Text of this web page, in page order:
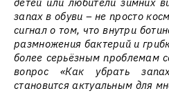
запах в обуви – не просто
сигнал о том, что внутри
размножения бактерий и
более серьёзным проблемам
вопрос «Как убрать
становится актуальным для